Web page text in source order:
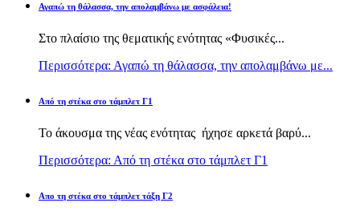
Αγαπώ τη θάλασσα, την απολαμβάνω με ασφάλεια!
Στο πλαίσιο της θεματικής ενότητας «Φυσικές...
Περισσότερα: Αγαπώ τη θάλασσα, την απολαμβάνω με...
Από τη στέκα στο τάμπλετ Γ1
Το άκουσμα της νέας ενότητας ήχησε αρκετά βαρύ...
Περισσότερα: Από τη στέκα στο τάμπλετ Γ1
Απο τη στέκα στο τάμπλετ τάξη Γ2